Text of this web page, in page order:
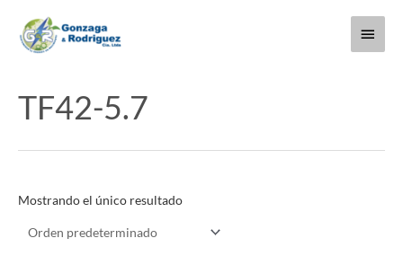
contenido
Menú
TF42-5.7
Mostrando el único resultado